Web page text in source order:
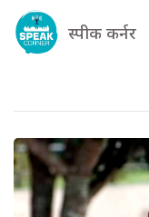
स्पीक कर्नर